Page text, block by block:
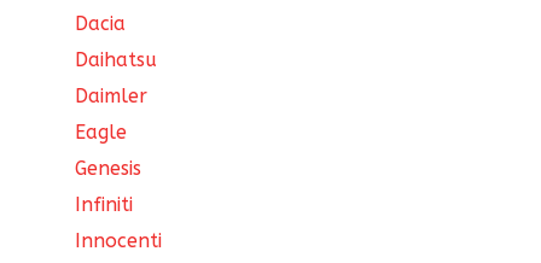
Dacia
Daihatsu
Daimler
Eagle
Genesis
Infiniti
Innocenti